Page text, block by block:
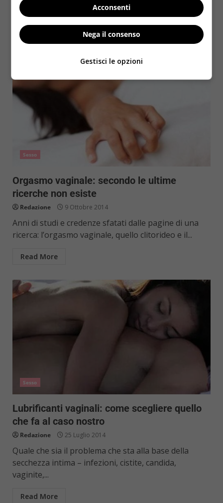
fare attenzione alle...
Read More
Sesso
Orgasmo vaginale: secondo le ultime
ricerche non esiste
Redazione 9 Ottobre 2014
Anni di studi e credenze sfatati dalle pagine di una
ricerca: l’orgasmo vaginale, quello clitorideo e il...
Read More
Sesso
Lubrificanti vaginali: come scegliere quello
che fa al caso nostro
Redazione 25 Luglio 2014
Quale che sia il problema che sta alla base della
secchezza intima – infezioni, cistite, candida,
vaginite,...
Read More
Acconsenti
Nega il consenso
Gestisci le opzioni